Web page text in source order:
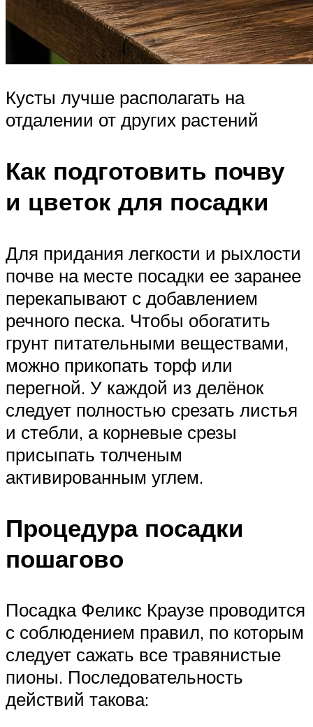
Кусты лучше располагать на
отдалении от других растений
Как подготовить почву
и цветок для посадки
Для придания легкости и рыхлости
почве на месте посадки ее заранее
перекапывают с добавлением
речного песка. Чтобы обогатить
грунт питательными веществами,
можно прикопать торф или
перегной. У каждой из делёнок
следует полностью срезать листья
и стебли, а корневые срезы
присыпать толченым
активированным углем.
Процедура посадки
пошагово
Посадка Феликс Краузе проводится
с соблюдением правил, по которым
следует сажать все травянистые
пионы. Последовательность
действий такова: